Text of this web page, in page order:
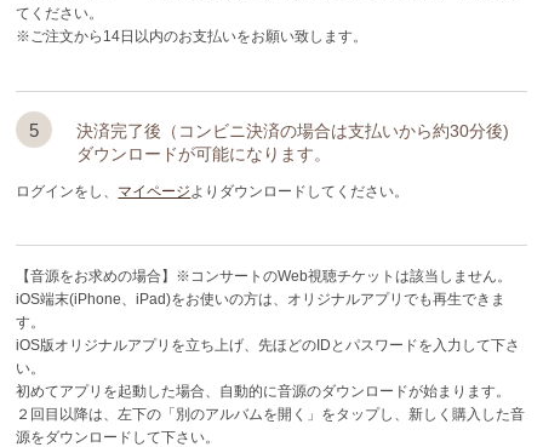
てください。
※ご注文から14日以内のお支払いをお願い致します。
5
決済完了後（コンビニ決済の場合は支払いから約30分後)
ダウンロードが可能になります。
ログインをし、 マイページ よりダウンロードしてください。
【音源をお求めの場合】※コンサートのWeb視聴チケットは該当しません。
iOS端末(iPhone、iPad)をお使いの方は、オリジナルアプリでも再生できま
す。
iOS版オリジナルアプリを立ち上げ、先ほどのIDとパスワードを入力して下さ
い。
初めてアプリを起動した場合、自動的に音源のダウンロードが始まります。
２回目以降は、左下の「別のアルバムを開く」をタップし、新しく購入した音
源をダウンロードして下さい。